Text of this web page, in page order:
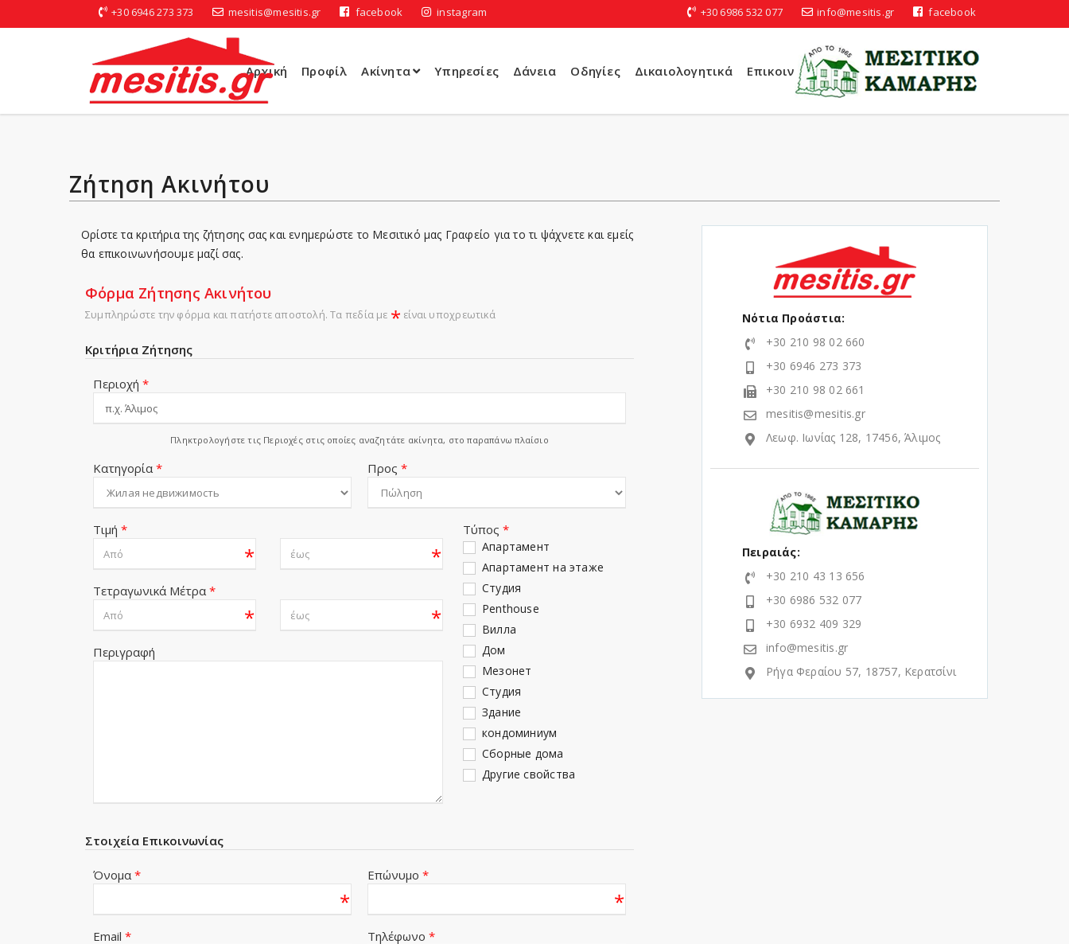
+30 6946 273 373 mesitis@mesitis.gr facebook instagram +30 6986 532 077 info@mesitis.gr facebook
Αρχική Προφίλ Ακίνητα Υπηρεσίες Δάνεια Οδηγίες Δικαιολογητικά Επικοινωνία
Ζήτηση Ακινήτου
Ορίστε τα κριτήρια της ζήτησης σας και ενημερώστε το Μεσιτικό μας Γραφείο για το τι ψάχνετε και εμείς
θα επικοινωνήσουμε μαζί σας.
Φόρμα Ζήτησης Ακινήτου
Συμπληρώστε την φόρμα και πατήστε αποστολή. Τα πεδία με * είναι υποχρεωτικά
Κριτήρια Ζήτησης
Περιοχή *
Πληκτρολογήστε τις Περιοχές στις οποίες αναζητάτε ακίνητα, στο παραπάνω πλαίσιο
Κατηγορία * Προς *
Τιμή *
* *
Τετραγωνικά Μέτρα *
* *
Περιγραφή
Τύπος *
Апартамент
Апартамент на этаже
Студия
Penthouse
Вилла
Дом
Мезонет
Студия
Здание
кондоминиум
Сборные дома
Другие свойства
Στοιχεία Επικοινωνίας
Όνομα *
*
Επώνυμο *
*
Email * Τηλέφωνο *
Νότια Προάστια:
+30 210 98 02 660
+30 6946 273 373
+30 210 98 02 661
mesitis@mesitis.gr
Λεωφ. Ιωνίας 128, 17456, Άλιμος
Πειραιάς:
+30 210 43 13 656
+30 6986 532 077
+30 6932 409 329
info@mesitis.gr
Ρήγα Φεραίου 57, 18757, Κερατσίνι